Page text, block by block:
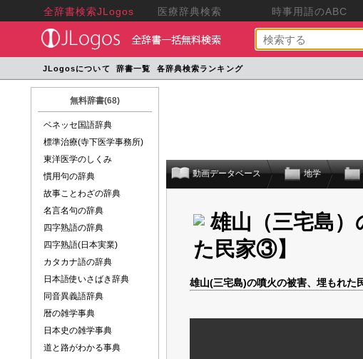
全辞書検索JLogos 医療辞典検索 時事用語のABC
JLogosについて 辞書一覧 各辞典検索ランキング
無料辞書(68)
ベネッセ国語辞典
標準治療(寺下医学事務所)
東洋医学のしくみ
慣用句の辞典
故事ことわざの辞典
名言名句の辞典
四字熟語の辞典
四字熟語(日本実業)
カタカナ語の辞典
日本語使いさばき辞典
同音異義語辞典
暦の雑学事典
日本史の雑学事典
道と路がわかる事典
動画データベース 地学
雄山（三宅島）
た民家③】
雄山(三宅島)の噴火の被害、埋もれた